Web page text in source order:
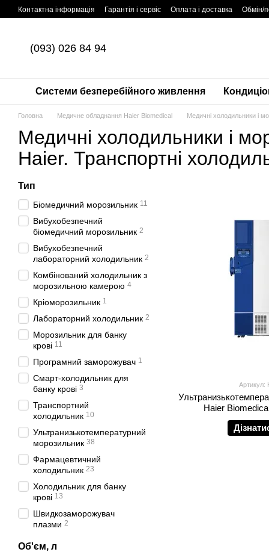
Перейти до основного контенту
Контактна інформація Гарантія і сервіс Оплата і доставка Обмін/
(093) 026 84 94
Системи безперебійного живлення
Головна Медичне обладнання Haier Biomedical Медичні холодильники і
Медичні холодильники і
Haier. Транспортні
Артикул:
Haier
Тип
Біомедичний морозильник 11
Вибухобезпечний
біомедичний морозильник 2
Вибухобезпечний
лабораторний холодильник 2
Комбінований холодильник з
морозильною камерою 4
Кріоморозильник 1
Лабораторний холодильник 2
Морозильник для банку
крові 11
Програмний заморожувач 1
Смарт-холодильник для
банку крові 3
Транспортний
холодильник 10
Ультранизькотемпературний
морозильник 38
Фармацевтичний
холодильник 23
Холодильник для банку
крові 13
Швидкозаморожувач
плазми 2
Об'єм, л